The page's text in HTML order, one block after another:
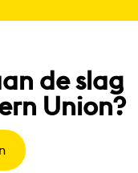
de slag
Union?